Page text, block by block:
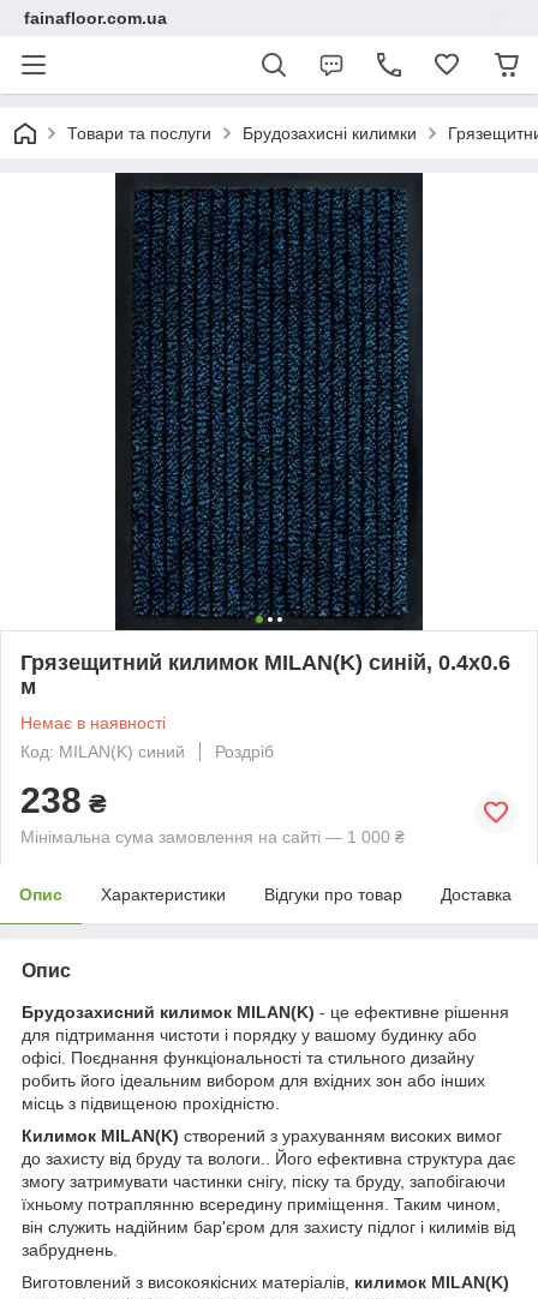
fainafloor.com.ua
Товари та послуги Брудозахисні килимки
Грязещитний килимок MILAN(K) синій, 0.4х0.6
м
Немає в наявності
Код: MILAN(K) синий
Роздріб
238 ₴
Мінімальна сума замовлення на сайті — 1 000 ₴
Опис Характеристики Відгуки про товар Доставка
Опис
Брудозахисний килимок MILAN(K) - це ефективне рішення
для підтримання чистоти і порядку у вашому будинку або
офісі. Поєднання функціональності та стильного дизайну
робить його ідеальним вибором для вхідних зон або інших
місць з підвищеною прохідністю.
Килимок MILAN(K) створений з урахуванням високих вимог
до захисту від бруду та вологи.. Його ефективна структура дає
змогу затримувати частинки снігу, піску та бруду, запобігаючи
їхньому потраплянню всередину приміщення. Таким чином,
він служить надійним бар'єром для захисту підлог і килимів від
забруднень.
Виготовлений з високоякісних матеріалів, килимок MILAN(K)